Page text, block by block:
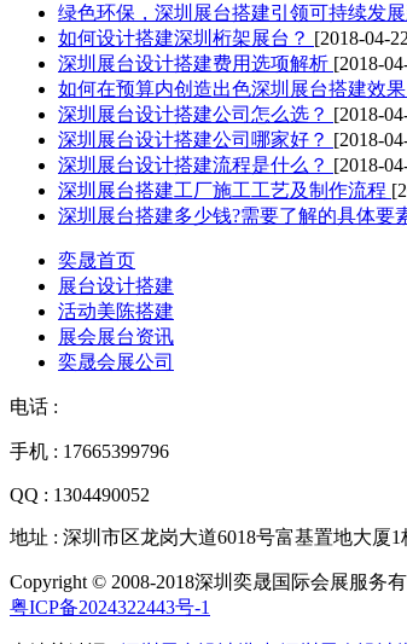
绿色环保，深圳展台搭建引领可持续发
如何设计搭建深圳桁架展台？ [2018-04-
深圳展台设计搭建费用选项解析 [2018-
如何在预算内创造出色深圳展台搭建效果
深圳展台设计搭建公司怎么选？ [2018-
深圳展台设计搭建公司哪家好？ [2018-
深圳展台设计搭建流程是什么？ [2018-
深圳展台搭建工厂施工工艺及制作流程
深圳展台搭建多少钱?需要了解的具体要
奕晟首页
展台设计搭建
活动美陈搭建
展会展台资讯
奕晟会展公司
电话 :
手机 : 17665399796
QQ : 1304490052
地址 : 深圳市区龙岗大道6018号富基置地大厦1
Copyright © 2008-2018深圳奕晟国际会展服务
粤ICP备2024322443号-1